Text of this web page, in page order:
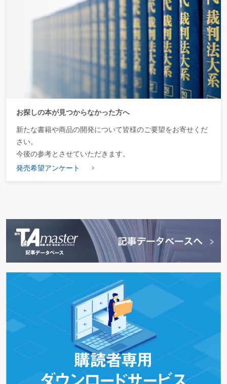
お探しの本が見つからなかった方へ
新たな書籍や商品の開発について皆様のご要望をお寄せくだ
さい。
今後の参考とさせていただきます。
発売希望アンケート